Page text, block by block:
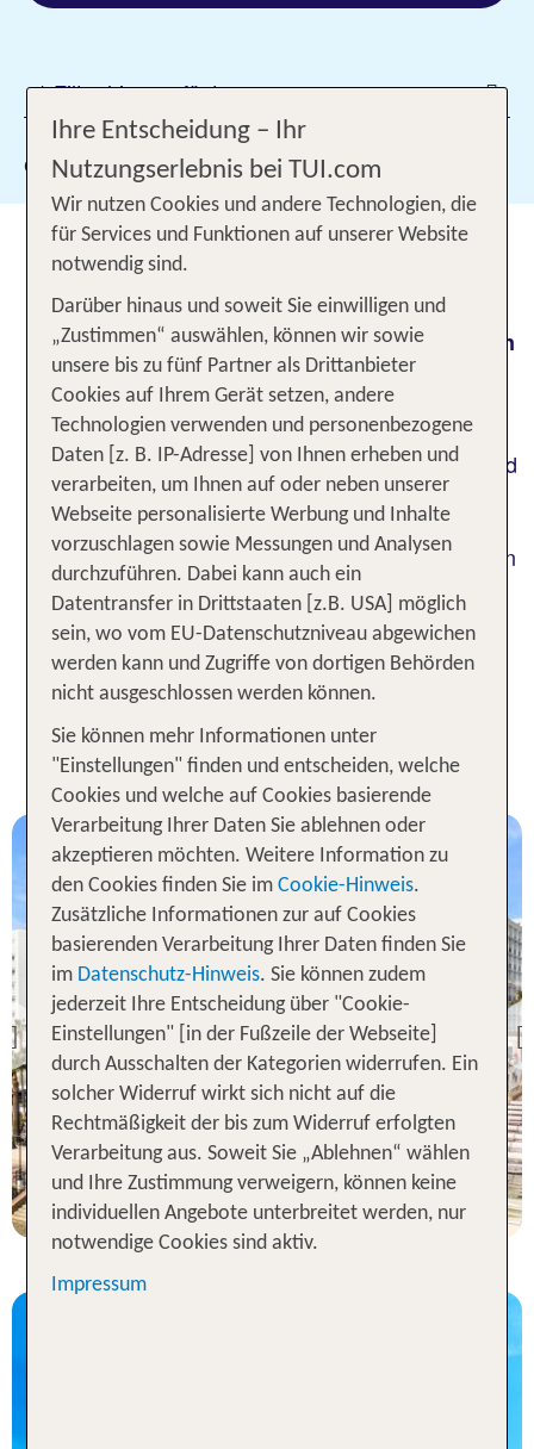
1 Filter hinzugefügt
Gewählte Filter: Mijas
Urlaub in Mijas zwischen dem
blauen Meer und den Bergen
Du möchtest DeinenUrlaubgerneinmalerischen
Ambienteverbringen? Dann nutze die
Urlaubsangebote für Mijas in Spanien und buche
Deine Ferien in einem derweißen Dörfer
Andalusiens. Die immaurischen Stilerbauten und
mit Blumen geschmückten Häuserim
historischen ZentrumMijas Pueblo schmiegen
sich in einer Höhe von mehr als 400 Metern eng an
den Hang der dahinter liegenden Bergkette. Du
genießt von dort die Aussicht auf das Mittelmeer
und die Costa del Sol mit ihren herrlichen
Stränden.
Unsere TOP Angebote für 1
Woche in Mijas inkl. Flug
Previous
Mijas inkl. Flug
Riu Palace Nautilus
92 % Weiterempfehlung
7 Nächte, HP, DZ
733 €
p.P. ab 667 €
Ihre Entscheidung – Ihr
Nutzungserlebnis bei TUI.com
Wir nutzen Cookies und andere Technologien, die
für Services und Funktionen auf unserer Website
notwendig sind.
Darüber hinaus und soweit Sie einwilligen und
„Zustimmen“ auswählen, können wir sowie
unsere bis zu fünf Partner als Drittanbieter
Cookies auf Ihrem Gerät setzen, andere
Technologien verwenden und personenbezogene
Daten [z. B. IP-Adresse] von Ihnen erheben und
verarbeiten, um Ihnen auf oder neben unserer
Webseite personalisierte Werbung und Inhalte
vorzuschlagen sowie Messungen und Analysen
durchzuführen. Dabei kann auch ein
Datentransfer in Drittstaaten [z.B. USA] möglich
sein, wo vom EU-Datenschutzniveau abgewichen
werden kann und Zugriffe von dortigen Behörden
nicht ausgeschlossen werden können.
Sie können mehr Informationen unter
"Einstellungen" finden und entscheiden, welche
Cookies und welche auf Cookies basierende
Verarbeitung Ihrer Daten Sie ablehnen oder
akzeptieren möchten. Weitere Information zu
den Cookies finden Sie im Cookie-Hinweis.
Zusätzliche Informationen zur auf Cookies
basierenden Verarbeitung Ihrer Daten finden Sie
im Datenschutz-Hinweis. Sie können zudem
jederzeit Ihre Entscheidung über "Cookie-
Einstellungen" [in der Fußzeile der Webseite]
durch Ausschalten der Kategorien widerrufen. Ein
solcher Widerruf wirkt sich nicht auf die
Rechtmäßigkeit der bis zum Widerruf erfolgten
Verarbeitung aus. Soweit Sie „Ablehnen“ wählen
und Ihre Zustimmung verweigern, können keine
individuellen Angebote unterbreitet werden, nur
notwendige Cookies sind aktiv.
Impressum